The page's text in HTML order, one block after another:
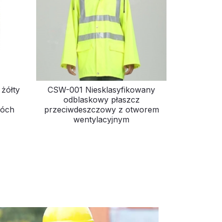
CSW-001 Niesklasyfikowany
odblaskowy płaszcz
przeciwdeszczowy z otworem
wentylacyjnym